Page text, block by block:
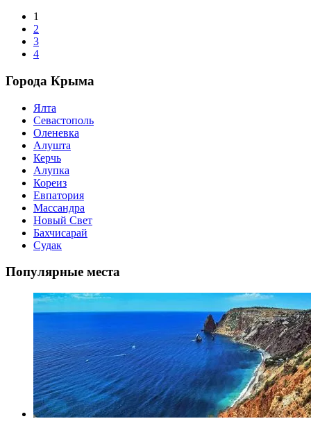
1
2
3
4
Города Крыма
Ялта
Севастополь
Оленевка
Алушта
Керчь
Алупка
Кореиз
Евпатория
Массандра
Новый Свет
Бахчисарай
Судак
Популярные места